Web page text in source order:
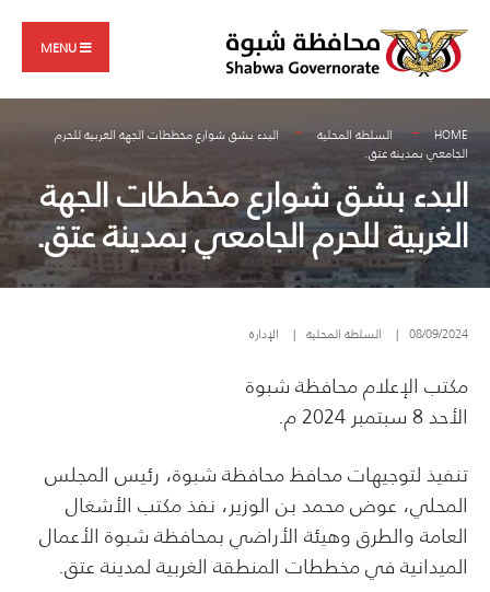
content
MENU
HOME السلطة المحلية
البدء بشق شوارع مخططات الجهة الغربية للحرم
الجامعي بمدينة عتق.
البدء بشق شوارع مخططات الجهة
الغربية للحرم الجامعي بمدينة عتق.
08/09/2024
| السلطة المحلية | الإدارة
مكتب الإعلام محافظة شبوة
الأحد 8 سبتمبر 2024 م.
تنفيذ لتوجيهات محافظ محافظة شبوة، رئيس المجلس
المحلي، عوض محمد بن الوزير، نفذ مكتب الأشغال
العامة والطرق وهيئة الأراضي بمحافظة شبوة الأعمال
الميدانية في مخططات المنطقة الغربية لمدينة عتق.
for: